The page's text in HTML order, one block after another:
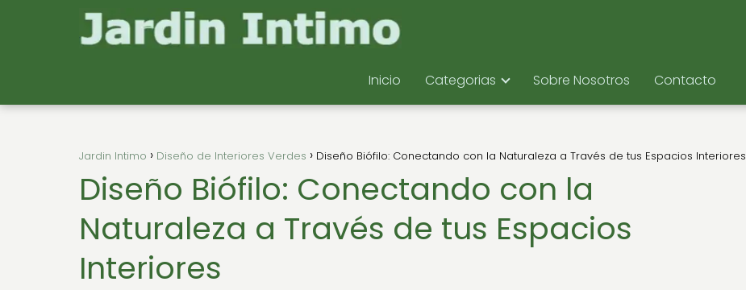
Inicio Categorias Sobre Nosotros Contacto
Jardin Intimo Diseño de Interiores Verdes Diseño Biófilo: Conectando con la Naturaleza a Través de tus Espacios Interiores
Diseño Biófilo: Conectando con la
Naturaleza a Través de tus Espacios
Interiores